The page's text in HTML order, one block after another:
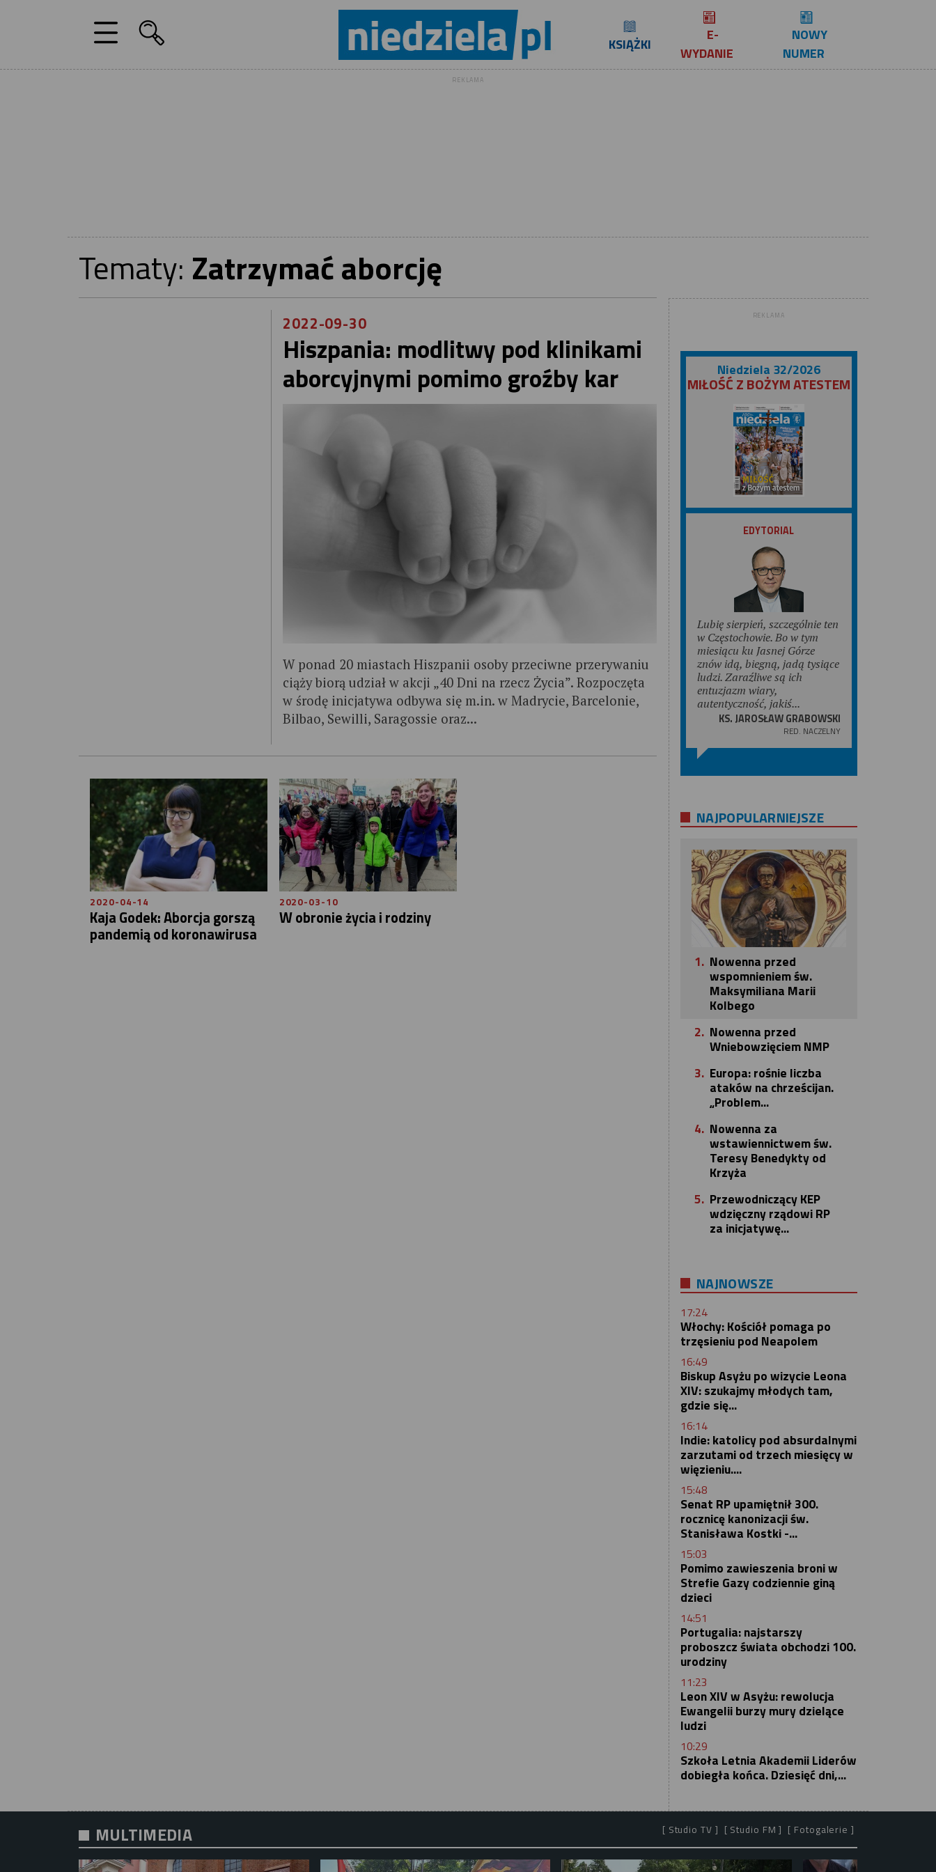
KSIĄŻKI
E-
WYDANIE
NOWY
NUMER
REKLAMA
Tematy: Zatrzymać aborcję
2022-09-30
Hiszpania: modlitwy pod klinikami
aborcyjnymi pomimo groźby kar
W ponad 20 miastach Hiszpanii osoby przeciwne przerywaniu
ciąży biorą udział w akcji „40 Dni na rzecz Życia”. Rozpoczęta
w środę inicjatywa odbywa się m.in. w Madrycie, Barcelonie,
Bilbao, Sewilli, Saragossie oraz...
2020-04-14
Kaja Godek: Aborcja gorszą
pandemią od koronawirusa
2020-03-10
W obronie życia i rodziny
REKLAMA
Niedziela 32/2026
MIŁOŚĆ Z BOŻYM ATESTEM
ZOBACZ
EDYTORIAL
Lubię sierpień, szczególnie ten
w Częstochowie. Bo w tym
miesiącu ku Jasnej Górze
znów idą, biegną, jadą tysiące
ludzi. Zaraźliwe są ich
entuzjazm wiary,
autentyczność, jakiś...
KS. JAROSŁAW GRABOWSKI
RED. NACZELNY
NAJPOPULARNIEJSZE
1. Nowenna przed
wspomnieniem św.
Maksymiliana Marii
Kolbego
2. Nowenna przed
Wniebowzięciem NMP
3. Europa: rośnie liczba
ataków na chrześcijan.
„Problem...
4. Nowenna za
wstawiennictwem św.
Teresy Benedykty od
Krzyża
5. Przewodniczący KEP
wdzięczny rządowi RP
za inicjatywę...
NAJNOWSZE
17:24
Włochy: Kościół pomaga po
trzęsieniu pod Neapolem
16:49
Biskup Asyżu po wizycie Leona
XIV: szukajmy młodych tam,
gdzie się...
16:14
Indie: katolicy pod absurdalnymi
zarzutami od trzech miesięcy w
więzieniu....
15:48
Senat RP upamiętnił 300.
rocznicę kanonizacji św.
Stanisława Kostki -...
15:03
Pomimo zawieszenia broni w
Strefie Gazy codziennie giną
dzieci
14:51
Portugalia: najstarszy
proboszcz świata obchodzi 100.
urodziny
11:23
Leon XIV w Asyżu: rewolucja
Ewangelii burzy mury dzielące
ludzi
10:29
Szkoła Letnia Akademii Liderów
dobiegła końca. Dziesięć dni,...
MULTIMEDIA [ Studio TV ] [ Studio FM ] [ Fotogalerie ]